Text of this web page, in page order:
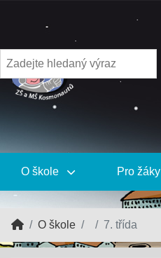
O škole Pro žáky
O škole 7. třída